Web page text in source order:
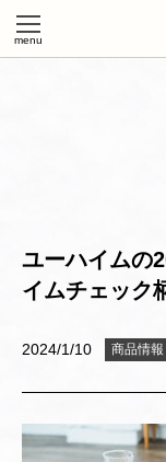
ユーハイムの
イムチェック
2024/1/10 商品情報